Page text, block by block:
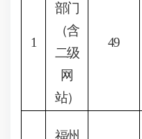
1
部门
（含
二级
网
站）
49
福州